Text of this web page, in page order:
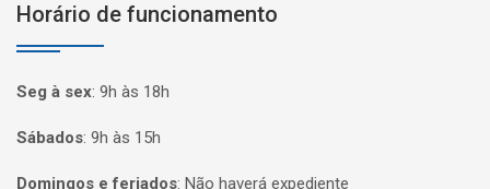
Horário de funcionamento
Seg à sex: 9h às 18h
Sábados: 9h às 15h
Domingos e feriados: Não haverá expediente